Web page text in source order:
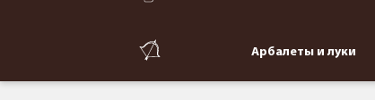
Арбалеты и луки